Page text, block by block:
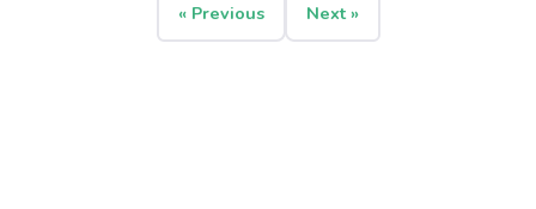
« Previous Next »